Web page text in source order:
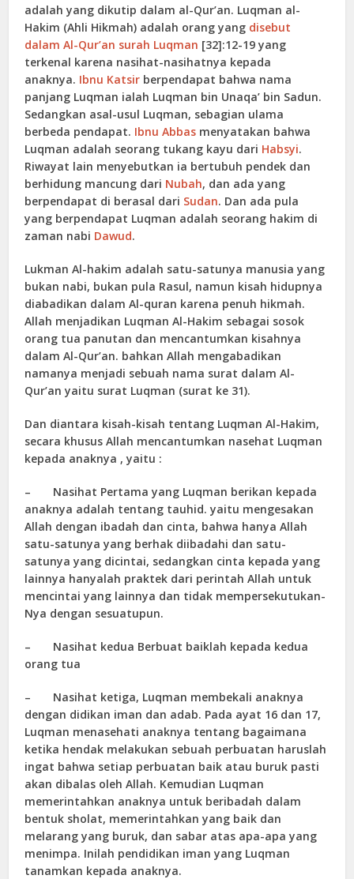
adalah yang dikutip dalam al-Qur’an. Luqman al-
Hakim (Ahli Hikmah) adalah orang yang disebut
dalam Al-Qur’an surah Luqman [32]:12-19 yang
terkenal karena nasihat-nasihatnya kepada
anaknya. Ibnu Katsir berpendapat bahwa nama
panjang Luqman ialah Luqman bin Unaqa’ bin Sadun.
Sedangkan asal-usul Luqman, sebagian ulama
berbeda pendapat. Ibnu Abbas menyatakan bahwa
Luqman adalah seorang tukang kayu dari Habsyi.
Riwayat lain menyebutkan ia bertubuh pendek dan
berhidung mancung dari Nubah, dan ada yang
berpendapat di berasal dari Sudan. Dan ada pula
yang berpendapat Luqman adalah seorang hakim di
zaman nabi Dawud.
Lukman Al-hakim adalah satu-satunya manusia yang
bukan nabi, bukan pula Rasul, namun kisah hidupnya
diabadikan dalam Al-quran karena penuh hikmah.
Allah menjadikan Luqman Al-Hakim sebagai sosok
orang tua panutan dan mencantumkan kisahnya
dalam Al-Qur’an. bahkan Allah mengabadikan
namanya menjadi sebuah nama surat dalam Al-
Qur’an yaitu surat Luqman (surat ke 31).
Dan diantara kisah-kisah tentang Luqman Al-Hakim,
secara khusus Allah mencantumkan nasehat Luqman
kepada anaknya , yaitu :
– Nasihat Pertama yang Luqman berikan kepada
anaknya adalah tentang tauhid. yaitu mengesakan
Allah dengan ibadah dan cinta, bahwa hanya Allah
satu-satunya yang berhak diibadahi dan satu-
satunya yang dicintai, sedangkan cinta kepada yang
lainnya hanyalah praktek dari perintah Allah untuk
mencintai yang lainnya dan tidak mempersekutukan-
Nya dengan sesuatupun.
– Nasihat kedua Berbuat baiklah kepada kedua
orang tua
– Nasihat ketiga, Luqman membekali anaknya
dengan didikan iman dan adab. Pada ayat 16 dan 17,
Luqman menasehati anaknya tentang bagaimana
ketika hendak melakukan sebuah perbuatan haruslah
ingat bahwa setiap perbuatan baik atau buruk pasti
akan dibalas oleh Allah. Kemudian Luqman
memerintahkan anaknya untuk beribadah dalam
bentuk sholat, memerintahkan yang baik dan
melarang yang buruk, dan sabar atas apa-apa yang
menimpa. Inilah pendidikan iman yang Luqman
tanamkan kepada anaknya.